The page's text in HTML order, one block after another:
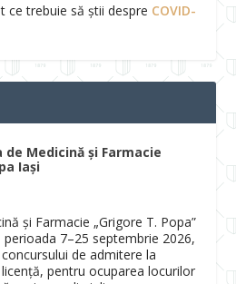
ce trebuie să știi despre COVID-
Medicină și Farmacie
Iași
și Farmacie „Grigore T. Popa”
7–25 septembrie 2026,
de admitere la
pentru ocuparea locurilor